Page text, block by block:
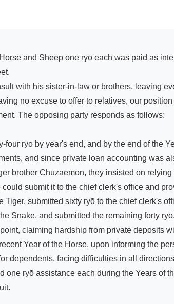
with his sister-in-law or brothers, leaving
no excuse to offer to relatives, our
The opposing party responds as follows:
ryō by year's end, and by the end of the
and since private loan accounting was
brother Chūzaemon, they insisted on
submit it to the chief clerk's office and
submitted sixty ryō to the chief clerk's
Snake, and submitted the remaining forty
claiming hardship from private deposits
Year of the Horse, upon informing the
dependents, facing difficulties in all
ryō assistance each during the Years of